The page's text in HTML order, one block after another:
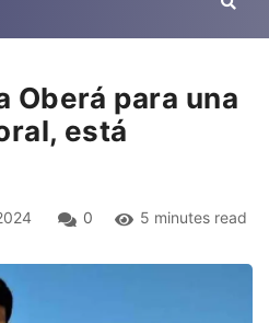
Oberá para una
está
0 5 minutes read